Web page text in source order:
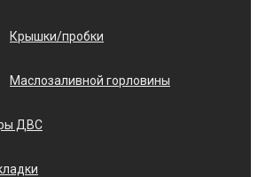
Крышки/пробки
Маслозаливной горловины
ДВС